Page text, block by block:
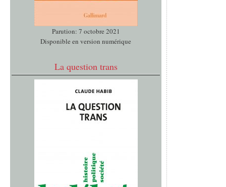
Parution: 7 octobre 2021
Disponible en version numérique
La question trans